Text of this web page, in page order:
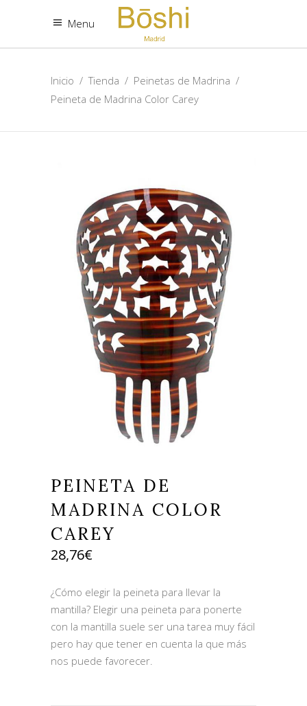
Menu
Inicio /Tienda / Peinetas de Madrina /
Peineta de Madrina Color Carey
PEINETA DE
MADRINA COLOR
CAREY
28,76€
¿Cómo elegir la peineta para llevar la
mantilla? Elegir una peineta para ponerte
con la mantilla suele ser una tarea muy fácil
pero hay que tener en cuenta la que más
nos puede favorecer.